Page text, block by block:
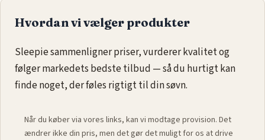
Hvordan vi vælger produkter
Sleepie sammenligner priser, vurderer kvalitet og
følger markedets bedste tilbud — så du hurtigt kan
finde noget, der føles rigtigt til din søvn.
Når du køber via vores links, kan vi modtage provision. Det
ændrer ikke din pris, men det gør det muligt for os at drive